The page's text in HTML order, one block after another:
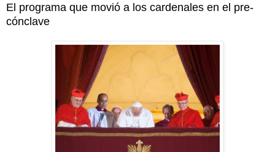
El programa que movió a los cardenales en el pre-
cónclave